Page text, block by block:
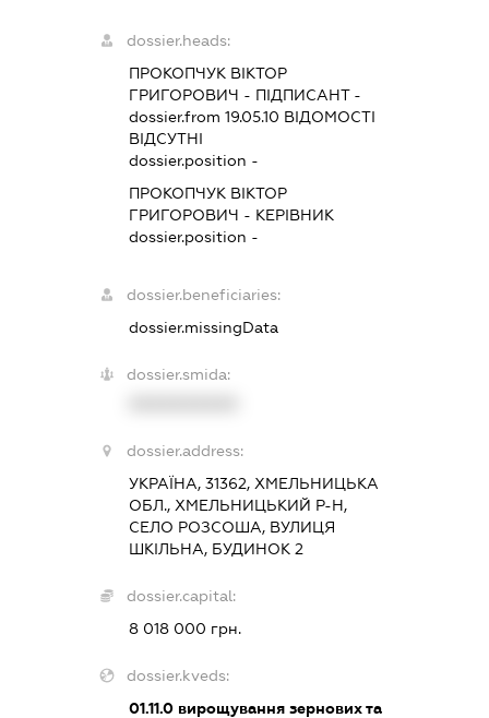
dossier.heads:
ПРОКОПЧУК ВІКТОР
ГРИГОРОВИЧ - ПІДПИСАНТ-
dossier.from 19.05.10 ВІДОМОСТІ
ВІДСУТНІ
dossier.position -
ПРОКОПЧУК ВІКТОР
ГРИГОРОВИЧ - КЕРІВНИК
dossier.position -
dossier.beneficiaries:
dossier.missingData
dossier.smida:
dossier.address:
УКРАЇНА, 31362, ХМЕЛЬНИЦЬКА
ОБЛ., ХМЕЛЬНИЦЬКИЙ Р-Н,
СЕЛО РОЗСОША, ВУЛИЦЯ
ШКІЛЬНА, БУДИНОК 2
dossier.capital:
8 018 000 грн.
dossier.kveds:
01.11.0 вирощування зернових та